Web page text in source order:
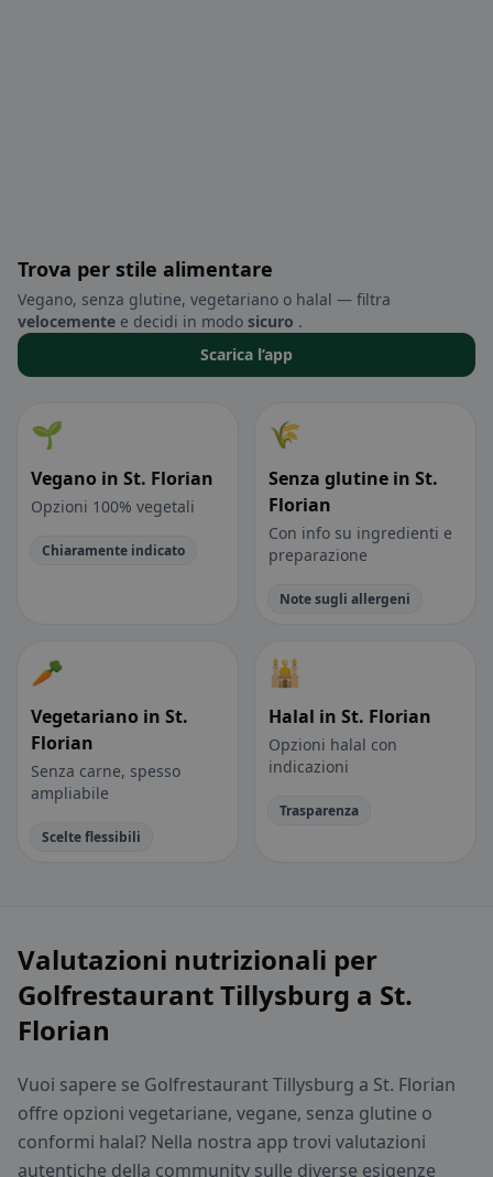
Trova per stile alimentare
Vegano, senza glutine, vegetariano o halal — filtra
velocemente e decidi in modo sicuro .
Scarica l’app
🌱
Vegano in St. Florian
Opzioni 100% vegetali
Chiaramente indicato
🌾
Senza glutine in St.
Florian
Con info su ingredienti e
preparazione
Note sugli allergeni
🥕
Vegetariano in St.
Florian
Senza carne, spesso
ampliabile
Scelte flessibili
🕌
Halal in St. Florian
Opzioni halal con
indicazioni
Trasparenza
Valutazioni nutrizionali per
Golfrestaurant Tillysburg a St.
Florian
Vuoi sapere se Golfrestaurant Tillysburg a St. Florian
offre opzioni vegetariane, vegane, senza glutine o
conformi halal? Nella nostra app trovi valutazioni
autentiche della community sulle diverse esigenze